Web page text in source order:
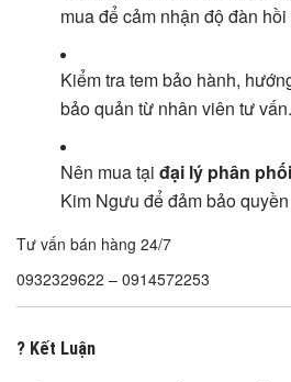
mua để cảm nhận độ đàn
Kiểm tra tem bảo hành,
bảo quản từ nhân viên tư vấn.
Nên mua tại đại lý phân
Kim Ngưu để đảm bảo
Tư vấn bán hàng 24/7
0932329622 – 0914572253
? Kết Luận